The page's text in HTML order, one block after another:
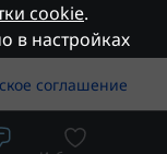
соглашение
cookie.
в настройках